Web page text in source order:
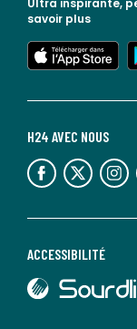
ACCESSIBILITÉ
lien vers Sourdline
H24 AVEC NOUS
lien vers l'espace réseaux sociaux lien vers l'espace réseaux sociaux lien vers l'espace réseaux sociaux
Ultra inspirante,
savoir plus
lien vers l'app store
lien